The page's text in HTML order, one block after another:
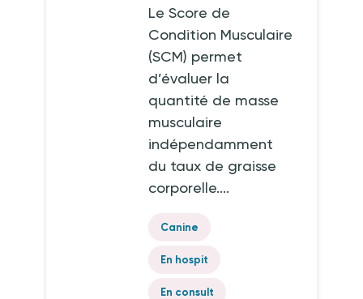
Le Score de
Condition Musculaire
(SCM) permet
d’évaluer la
quantité de masse
musculaire
indépendamment
du taux de graisse
corporelle....
Canine
En hospit
En consult